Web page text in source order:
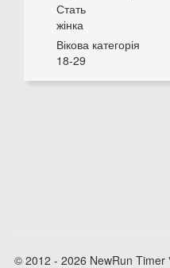
Стать
жінка
Вікова категорія
18-29
© 2012 - 2026 NewRun Timer